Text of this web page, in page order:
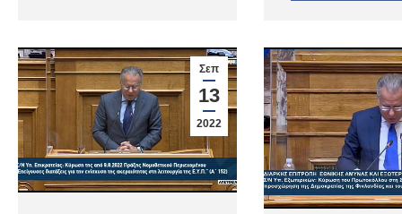
Σεπ
13
2022